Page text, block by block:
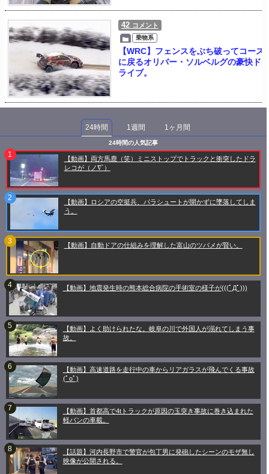
42 コメント
乗物系
【WRC】フェンスをぶち破ってコース
に戻るオリバー・ソルベルグの豪快ド
ライブ。
24時間 1週間 1ヶ月間
24時間の人気記事
【動画】両方馬鹿（笑）ミニストップでトラックと衝突したドラ
レコが（ノ∇`）
【動画】ロシアの空挺兵、パラシュートが開かずに墜落してしま
う。
【動画】自動ドアの仕組みを理解した富山のツバメが賢い。
【動画】地震発生時の熊本総合病院の手術室の様子が(((ﾟДﾟ)))
【動画】よく助けられたな。岐阜の川で外国人が溺れてしまう事
故。
【動画】高速道路を走行中の車からリアガラスが飛んでくる事故
(ﾟoﾟ)
【動画】首都高で4tトラックが原因の玉突き事故に巻き込まれた
軽バンの車載。
【話題】河内長野市で警官が包丁男に発砲したシーンのモザ無し
映像が公開される。